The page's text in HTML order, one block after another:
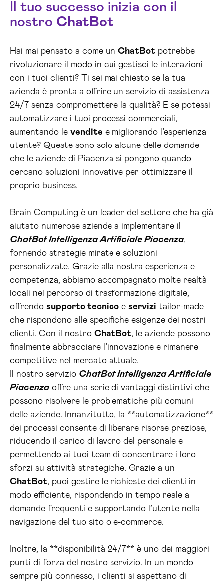
Il tuo successo inizia con il
nostro ChatBot
Hai mai pensato a come un ChatBot potrebbe
rivoluzionare il modo in cui gestisci le interazioni
con i tuoi clienti? Ti sei mai chiesto se la tua
azienda è pronta a offrire un servizio di assistenza
24/7 senza compromettere la qualità? E se potessi
automatizzare i tuoi processi commerciali,
aumentando le vendite e migliorando l’esperienza
utente? Queste sono solo alcune delle domande
che le aziende di Piacenza si pongono quando
cercano soluzioni innovative per ottimizzare il
proprio business.
Brain Computing è un leader del settore che ha già
aiutato numerose aziende a implementare il
ChatBot Intelligenza Artificiale Piacenza,
fornendo strategie mirate e soluzioni
personalizzate. Grazie alla nostra esperienza e
competenza, abbiamo accompagnato molte realtà
locali nel percorso di trasformazione digitale,
offrendo supporto tecnico e servizi tailor-made
che rispondono alle specifiche esigenze dei nostri
clienti. Con il nostro ChatBot, le aziende possono
finalmente abbracciare l’innovazione e rimanere
competitive nel mercato attuale.
Il nostro servizio ChatBot Intelligenza Artificiale
Piacenzaoffre una serie di vantaggi distintivi che
possono risolvere le problematiche più comuni
delle aziende. Innanzitutto, la **automatizzazione**
dei processi consente di liberare risorse preziose,
riducendo il carico di lavoro del personale e
permettendo ai tuoi team di concentrare i loro
sforzi su attività strategiche. Grazie a un
ChatBot, puoi gestire le richieste dei clienti in
modo efficiente, rispondendo in tempo reale a
domande frequenti e supportando l’utente nella
navigazione del tuo sito o e-commerce.
Inoltre, la **disponibilità 24/7** è uno dei maggiori
punti di forza del nostro servizio. In un mondo
sempre più connesso, i clienti si aspettano di